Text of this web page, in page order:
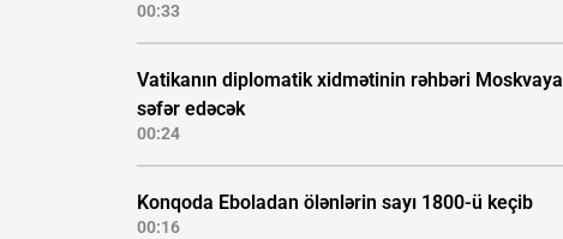
00:33
Vatikanın diplomatik xidmətinin rəhbəri Moskvaya
səfər edəcək
00:24
Konqoda Eboladan ölənlərin sayı 1800-ü keçib
00:16